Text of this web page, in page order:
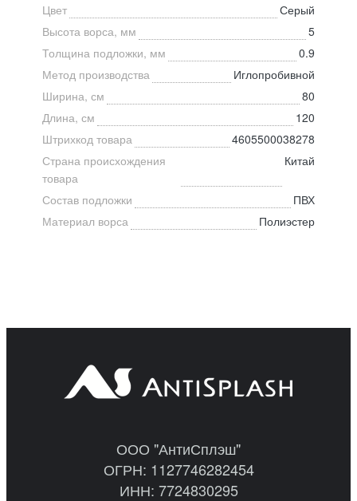
Цвет
Серый
Высота ворса, мм
5
Толщина подложки, мм
0.9
Метод производства
Иглопробивной
Ширина, см
80
Длина, см
120
Штрихкод товара
4605500038278
Страна происхождения
товара
Китай
Состав подложки
ПВХ
Материал ворса
Полиэстер
ООО "АнтиСплэш"
ОГРН: 1127746282454
ИНН: 7724830295